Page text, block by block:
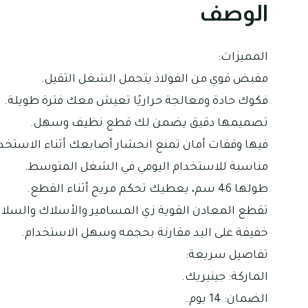
الوصف
المميزات:
مقبض قوي من الفولاذ يتحمل الشغل الثقيل.
فكوك حادة ومعالجة حراريًا تعيش معك فترة طويلة.
تصميمها دقيق يضمن لك قطع نظيف وسهل.
فيها وقفات أمان تمنع انحشار أصابعك أثناء
مناسبة للاستخدام اليومي في الشغل المتوسط.
طولها 46 سم، يعطيك تحكم مريح أثناء القطع.
تقطع المعادن القوية زي المسامير والأسلاك
خفيفة على اليد مقارنة بحجمه وسهل الاستخدام.
تفاصيل سريعة:
الماركة: جينيريك.
الضمان: 14 يوم.